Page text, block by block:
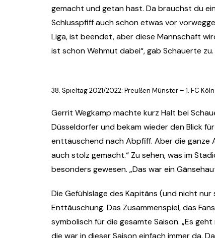
gemacht und getan hast. Da brauchst du
Schlusspfiff auch schon etwas vor
Liga, ist beendet, aber diese Mannschaft
ist schon Wehmut dabei“, gab Schauerte
38. Spieltag 2021/2022: Preußen Münster – 1. FC
Gerrit Wegkamp machte kurz Halt bei
Düsseldorfer und bekam wieder den Blick
enttäuschend nach Abpfiff. Aber die
auch stolz gemacht.“ Zu sehen, was im
besonders gewesen. „Das war ein
Die Gefühlslage des Kapitäns (und nicht
Enttäuschung. Das Zusammenspiel, das
symbolisch für die gesamte Saison. „Es
die war in dieser Saison einfach immer da.